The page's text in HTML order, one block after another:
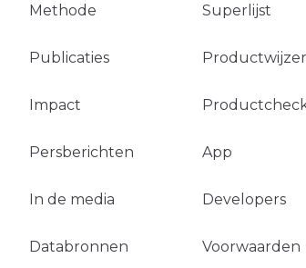
Methode
Publicaties
Impact
Persberichten
In de media
Databronnen
Superlijst
App
Developers
Voorwaarden